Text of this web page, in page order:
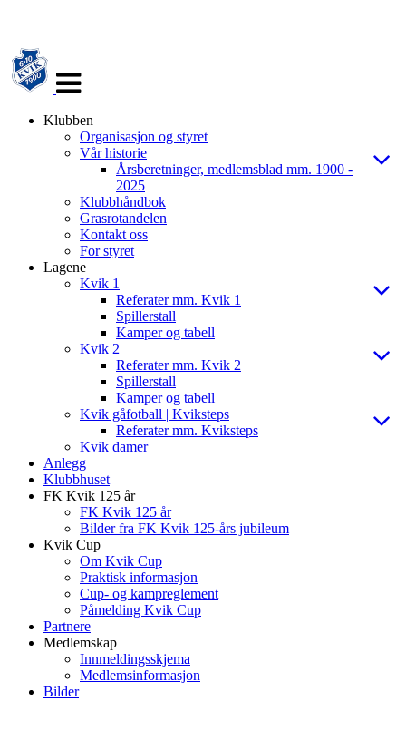
navigasjon
Klubben
Organisasjon og styret
Vår historie
Årsberetninger, medlemsblad mm. 1900 -
2025
Klubbhåndbok
Grasrotandelen
Kontakt oss
For styret
Lagene
Kvik 1
Referater mm. Kvik 1
Spillerstall
Kamper og tabell
Kvik 2
Referater mm. Kvik 2
Spillerstall
Kamper og tabell
Kvik gåfotball | Kviksteps
Referater mm. Kviksteps
Kvik damer
Anlegg
Klubbhuset
FK Kvik 125 år
FK Kvik 125 år
Bilder fra FK Kvik 125-års jubileum
Kvik Cup
Om Kvik Cup
Praktisk informasjon
Cup- og kampreglement
Påmelding Kvik Cup
Partnere
Medlemskap
Innmeldingsskjema
Medlemsinformasjon
Bilder